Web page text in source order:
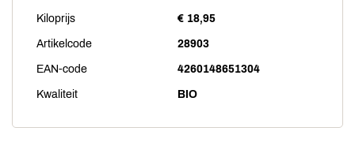
Kiloprijs € 18,95
Artikelcode 28903
EAN-code 4260148651304
Kwaliteit BIO